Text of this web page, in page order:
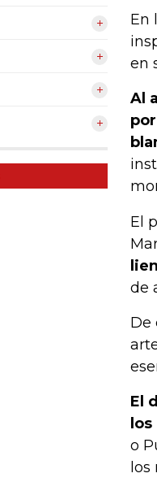
En
en
Al
El
de
De
El
o